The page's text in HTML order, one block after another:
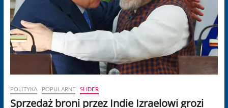
POLITYKA POPULARNE SLIDER
Sprzedaż broni przez Indie Izraelowi grozi